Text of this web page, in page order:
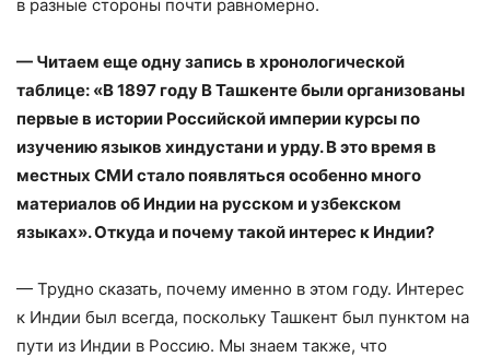
в разные стороны почти равномерно.
— Читаем еще одну запись в хронологической
таблице: «В 1897 году В Ташкенте были организованы
первые в истории Российской империи курсы по
изучению языков хиндустани и урду. В это время в
местных СМИ стало появляться особенно много
материалов об Индии на русском и узбекском
языках». Откуда и почему такой интерес к Индии?
— Трудно сказать, почему именно в этом году. Интерес
к Индии был всегда, поскольку Ташкент был пунктом на
пути из Индии в Россию. Мы знаем также, что